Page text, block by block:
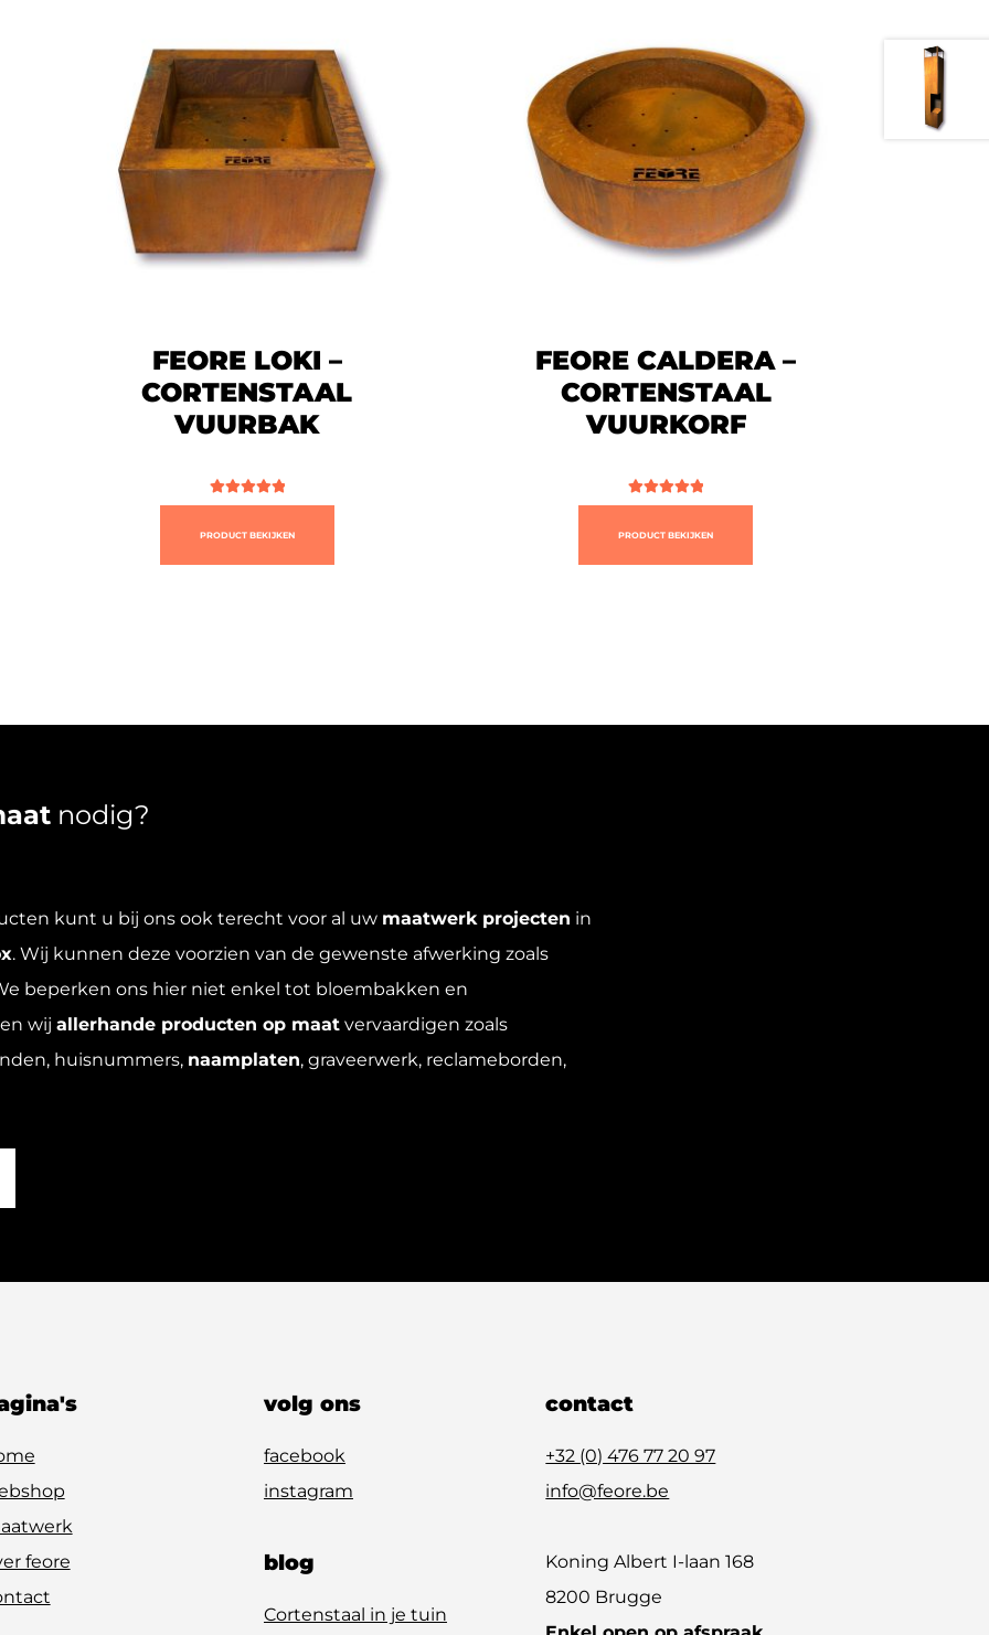
FEORE LOKI –
CORTENSTAAL
VUURBAK
Gewaardeerd
PRODUCT BEKIJKEN
FEORE CALDERA –
CORTENSTAAL
VUURKORF
Gewaardeerd
PRODUCT BEKIJKEN
nodig?
kunt u bij ons ook terecht voor al uw maatwerk projecten in
. Wij kunnen deze voorzien van de gewenste afwerking zoals
beperken ons hier niet enkel tot bloembakken en
wij allerhande producten op maatvervaardigen zoals
huisnummers, naamplaten, graveerwerk, reclameborden,
feore
volg ons
facebook
instagram
blog
Cortenstaal in je tuin
contact
+32 (0) 476 77 20 97
info@feore.be
Koning Albert I-laan 168
8200 Brugge